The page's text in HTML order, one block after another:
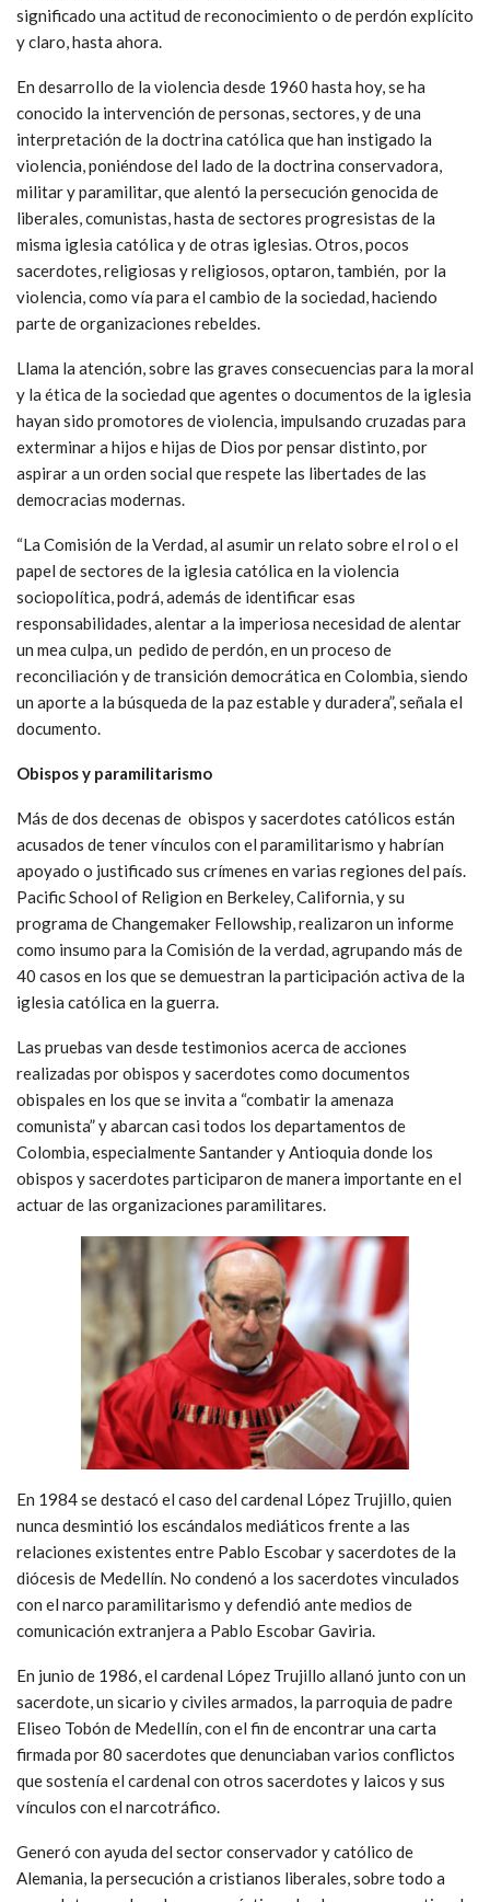
significado una actitud de reconocimiento o de perdón explícito
y claro, hasta ahora.
En desarrollo de la violencia desde 1960 hasta hoy, se ha
conocido la intervención de personas, sectores, y de una
interpretación de la doctrina católica que han instigado la
violencia, poniéndose del lado de la doctrina conservadora,
militar y paramilitar, que alentó la persecución genocida de
liberales, comunistas, hasta de sectores progresistas de la
misma iglesia católica y de otras iglesias. Otros, pocos
sacerdotes, religiosas y religiosos, optaron, también, por la
violencia, como vía para el cambio de la sociedad, haciendo
parte de organizaciones rebeldes.
Llama la atención, sobre las graves consecuencias para la moral
y la ética de la sociedad que agentes o documentos de la iglesia
hayan sido promotores de violencia, impulsando cruzadas para
exterminar a hijos e hijas de Dios por pensar distinto, por
aspirar a un orden social que respete las libertades de las
democracias modernas.
“La Comisión de la Verdad, al asumir un relato sobre el rol o el
papel de sectores de la iglesia católica en la violencia
sociopolítica, podrá, además de identificar esas
responsabilidades, alentar a la imperiosa necesidad de alentar
un mea culpa, un pedido de perdón, en un proceso de
reconciliación y de transición democrática en Colombia, siendo
un aporte a la búsqueda de la paz estable y duradera”, señala el
documento.
Obispos y paramilitarismo
Más de dos decenas de obispos y sacerdotes católicos están
acusados de tener vínculos con el paramilitarismo y habrían
apoyado o justificado sus crímenes en varias regiones del país.
Pacific School of Religion en Berkeley, California, y su
programa de Changemaker Fellowship, realizaron un informe
como insumo para la Comisión de la verdad, agrupando más de
40 casos en los que se demuestran la participación activa de la
iglesia católica en la guerra.
Las pruebas van desde testimonios acerca de acciones
realizadas por obispos y sacerdotes como documentos
obispales en los que se invita a “combatir la amenaza
comunista” y abarcan casi todos los departamentos de
Colombia, especialmente Santander y Antioquia donde los
obispos y sacerdotes participaron de manera importante en el
actuar de las organizaciones paramilitares.
En 1984 se destacó el caso del cardenal López Trujillo, quien
nunca desmintió los escándalos mediáticos frente a las
relaciones existentes entre Pablo Escobar y sacerdotes de la
diócesis de Medellín. No condenó a los sacerdotes vinculados
con el narco paramilitarismo y defendió ante medios de
comunicación extranjera a Pablo Escobar Gaviria.
En junio de 1986, el cardenal López Trujillo allanó junto con un
sacerdote, un sicario y civiles armados, la parroquia de padre
Eliseo Tobón de Medellín, con el fin de encontrar una carta
firmada por 80 sacerdotes que denunciaban varios conflictos
que sostenía el cardenal con otros sacerdotes y laicos y sus
vínculos con el narcotráfico.
Generó con ayuda del sector conservador y católico de
Alemania, la persecución a cristianos liberales, sobre todo a